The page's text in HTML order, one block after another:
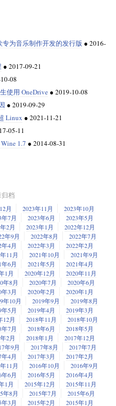
为音乐制作开发的发行版 ● 2016-
● 2017-09-21
08
使用 OneDrive ● 2019-10-08
● 2019-09-29
Linux ● 2021-11-21
05-11
1.7 ● 2014-08-31
档
月 2023年11月
2023年10月
年7月 2023年6月
2023年5月
2月 2023年1月
2022年12月
年9月 2022年8月
2022年7月
年4月 2022年3月
2022年2月
11月 2021年10月
2021年9月
年6月 2021年5月
2021年4月
1月 2020年12月
2020年11月
年8月 2020年7月
2020年6月
年3月 2020年2月
2020年1月
年10月 2019年9月
2019年8月
年5月 2019年4月
2019年3月
12月 2018年11月
2018年10月
年7月 2018年6月
2018年5月
2月 2018年1月
2017年12月
年9月 2017年8月
2017年7月
年4月 2017年3月
2017年2月
11月 2016年10月
2016年9月
年6月 2016年5月
2016年4月
1月 2015年12月
2015年11月
年8月 2015年7月
2015年6月
年3月 2015年2月 2015年1月